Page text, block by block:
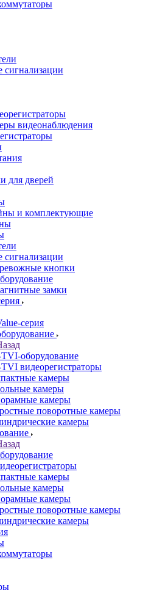
видеонаблюдения
для дверей
и комплектующие
кнопки
замки
серия
оборудование
видеорегистраторы
камеры
камеры
камеры
поворотные камеры
камеры
камеры
камеры
камеры
поворотные камеры
камеры